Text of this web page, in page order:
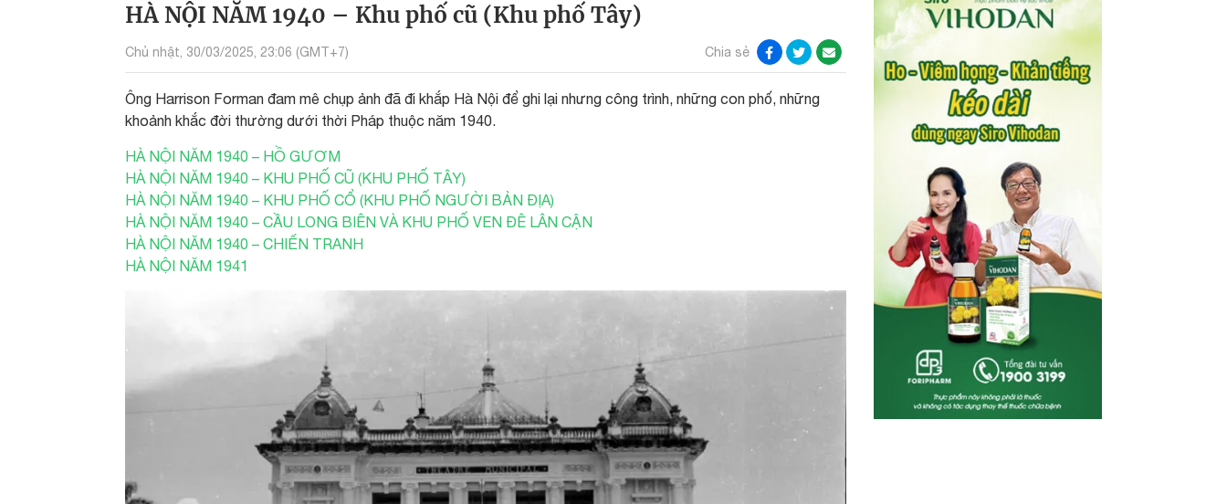
HÀ NỘI NĂM 1940 – Khu phố cũ (Khu phố Tây)
Chủ nhật, 30/03/2025, 23:06 (GMT+7) Chia sẻ
Ông Harrison Forman đam mê chụp ảnh đã đi khắp Hà Nội để ghi lại nhưng công trình, những con phố, những
khoảnh khắc đời thường dưới thời Pháp thuộc năm 1940.
HÀ NỘI NĂM 1940 – HỒ GƯƠM
HÀ NỘI NĂM 1940 – KHU PHỐ CŨ (KHU PHỐ TÂY)
HÀ NỘI NĂM 1940 – KHU PHỐ CỔ (KHU PHỐ NGƯỜI BẢN ĐỊA)
HÀ NỘI NĂM 1940 – CẦU LONG BIÊN VÀ KHU PHỐ VEN ĐÊ LÂN CẬN
HÀ NỘI NĂM 1940 – CHIẾN TRANH
HÀ NỘI NĂM 1941